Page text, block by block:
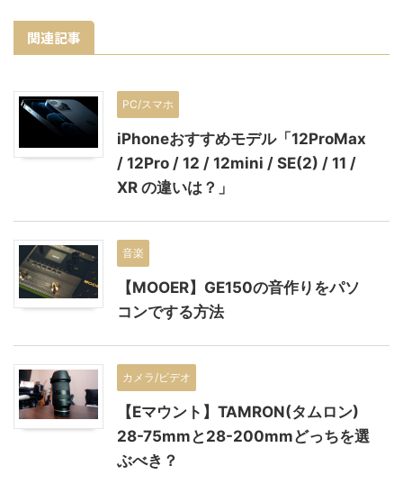
関連記事
PC/スマホ
iPhoneおすすめモデル「12ProMax
/ 12Pro / 12 / 12mini / SE(2) / 11 /
XR の違いは？」
音楽
【MOOER】GE150の音作りをパソ
コンでする方法
カメラ/ビデオ
【Eマウント】TAMRON(タムロン)
28-75mmと28-200mmどっちを選
ぶべき？